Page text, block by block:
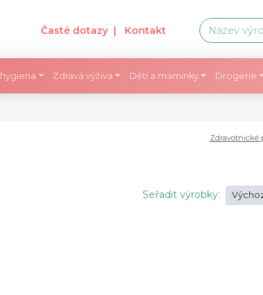
Časté dotazy | Kontakt
Zdravá výživa Děti a maminky Drogerie
Zdravotnické
Seřadit výrobky: